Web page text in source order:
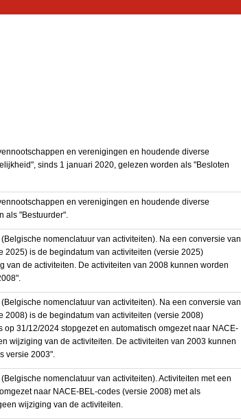
en verenigingen en houdende diverse
sinds 1 januari 2020, gelezen worden als "Besloten
en verenigingen en houdende diverse
als "Bestuurder".
nomenclatuur van activiteiten). Na een conversie van
2025) is de begindatum van activiteiten (versie 2025)
de activiteiten. De activiteiten van 2008 kunnen worden
nomenclatuur van activiteiten). Na een conversie van
2008) is de begindatum van activiteiten (versie 2008)
31/12/2024 stopgezet en automatisch omgezet naar NACE-
wijziging van de activiteiten. De activiteiten van 2003 kunnen
versie 2003".
nomenclatuur van activiteiten). Activiteiten met een
naar NACE-BEL-codes (versie 2008) met als
wijziging van de activiteiten.